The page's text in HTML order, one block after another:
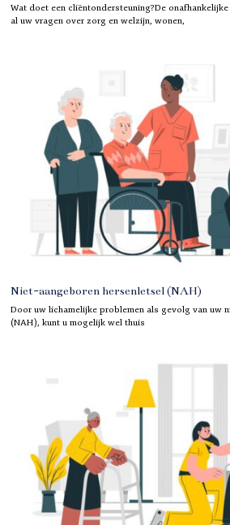
Wat doet een cliëntondersteuning?De
al uw vragen over zorg en welzijn, wonen,
Niet-aangeboren hersenletsel (NAH)
Door uw lichamelijke problemen als gevolg van uw
(NAH), kunt u mogelijk wel thuis